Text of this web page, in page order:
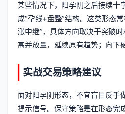
某些情况下，阳孕阴之后接续十
成“孕线+盘整”结构。这类形态
涨中继”，具体方向取决于突破
高并放量，延续原有趋势；向下
实战交易策略建议
面对阳孕阴形态，不宜盲目反手
提示信号。保守策略是在形态完